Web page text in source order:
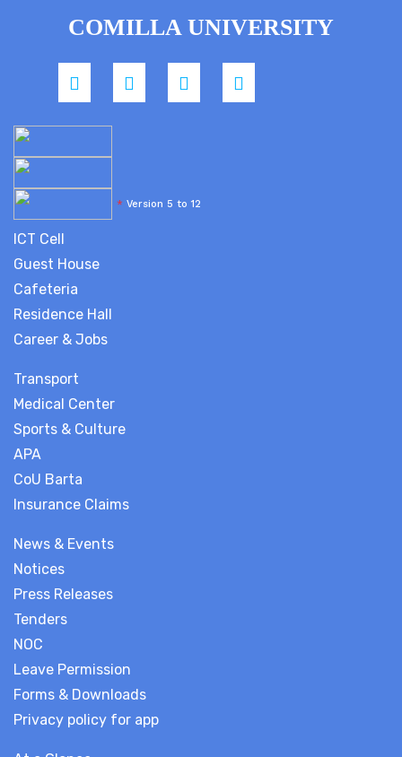
News & Events
Notices
Press Releases
Tenders
NOC
Leave Permission
Forms & Downloads
Privacy policy for app
COMILLA UNIVERSITY
* Version 5 to 12
ICT Cell
Guest House
Cafeteria
Residence Hall
Career & Jobs
Transport
Medical Center
Sports & Culture
APA
CoU Barta
Insurance Claims